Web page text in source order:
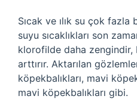
Sıcak ve ılık su çok fazla
suyu sıcaklıkları son
klorofilde daha zengindir,
arttırır. Aktarılan
köpekbalıkları, mavi
mavi köpekbalıkları gibi.